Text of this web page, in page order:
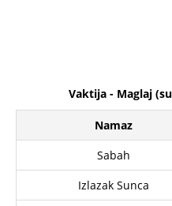
Vaktija - Maglaj
Namaz
Sabah
Izlazak Sunca